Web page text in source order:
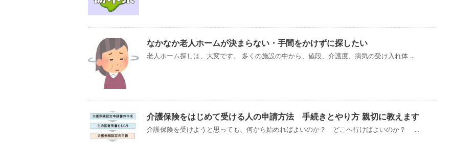
なかなか老人ホームが決まらない・手間をかけずに探したい
老人ホーム探しは、大変です。 多くの施設の中から、値段、介護度、病気の受け入れ体 ...
介護保険をはじめて受ける人の申請方法 手続きとやり方 親切に教えます
介護保険を受けようと思っても、何から始めればよいのか？ どこへ行けばよいのか？ ...